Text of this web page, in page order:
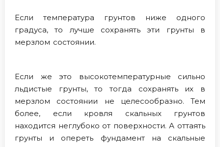
Если температура грунтов ниже одного
градуса, то лучше сохранять эти грунты в
мерзлом состоянии.
Если же это высокотемпературные сильно
льдистые грунты, то тогда сохранять их в
мерзлом состоянии не целесообразно. Тем
более, если кровля скальных грунтов
находится неглубоко от поверхности. А оттаять
грунты и опереть фундамент на скальные